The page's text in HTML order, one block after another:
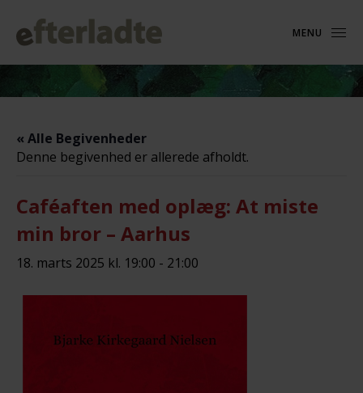
MENU
« Alle Begivenheder
Denne begivenhed er allerede afholdt.
Caféaften med oplæg: At miste
min bror – Aarhus
18. marts 2025 kl. 19:00 - 21:00